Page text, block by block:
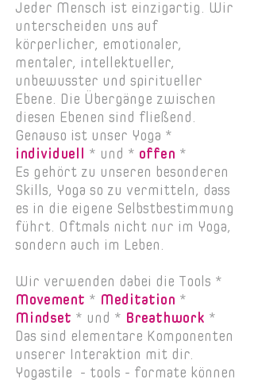
Jeder Mensch ist einzigartig. Wir
unterscheiden uns auf
körperlicher, emotionaler,
mentaler, intellektueller,
unbewusster und spiritueller
Ebene. Die Übergänge zwischen
diesen Ebenen sind fließend.
Genauso ist unser Yoga *
individuell
* und * offen *
Es gehört zu unseren besonderen
Skills, Yoga so zu vermitteln, dass
es in die eigene Selbstbestimmung
führt. Oftmals nicht nur im Yoga,
sondern auch im Leben.
Wir verwenden dabei die Tools *
Movement * Meditation *
Mindset * und * Breathwork *
Das sind elementare Komponenten
unserer Interaktion mit dir.
Yogastile - tools - formate können